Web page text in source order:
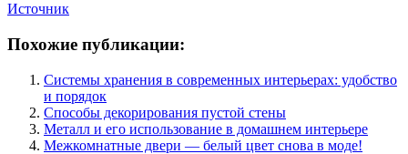
Источник
Похожие публикации:
Системы хранения в современных интерьерах: удобство
и порядок
Способы декорирования пустой стены
Металл и его использование в домашнем интерьере
Межкомнатные двери — белый цвет снова в моде!